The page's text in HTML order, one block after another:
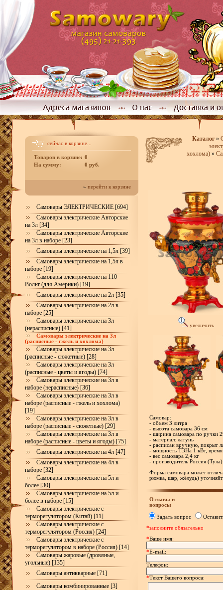
сейчас в корзине...
Товаров в корзине: 0
На сумму:
0 руб.
» перейти к корзине
Самовары ЭЛЕКТРИЧЕСКИЕ [694]
Самовары электрические Авторские
на 3л [34]
Самовары электрические Авторские
на 3л в наборе [23]
Самовары электрические на 1,5л [39]
Самовары электрические на 1,5л в
наборе [19]
Самовары электрические на 110
Вольт (для Америки) [19]
Самовары электрические на 2л [35]
Самовары электрические на 2л в
наборе [25]
Самовары электрические на 3л
(нерасписные) [41]
Самовары электрические на 3л
(расписные - гжель и хохлома)
Самовары электрические на 3л
(расписные - сюжетные) [28]
Самовары электрические на 3л
(расписные - цветы и ягоды) [74]
Самовары электрические на 3л в
наборе (нерасписные) [36]
Самовары электрические на 3л в
наборе (расписные - гжель и хохлома)
[19]
Самовары электрические на 3л в
наборе (расписные - сюжетные) [29]
Самовары электрические на 3л в
наборе (расписные - цветы и ягоды) [75]
Самовары электрические на 4л [47]
Самовары электрические на 4л в
наборе [32]
Самовары электрические на 5л и
более [30]
Самовары электрические на 5л и
более в наборе [15]
Самовары электрические с
терморегулятором (Китай) [11]
Самовары электрические с
терморегулятором (Россия) [24]
Самовары электрические с
терморегулятором в наборе (Россия) [14]
Самовары жаровые (дровяные,
угольные) [135]
Самовары антикварные [71]
Самовары комбинированные [3]
Каталог»
хохлома)»
увеличить
Самовар:
- объем 3 литра
- высота самовара 36 см
- ширина самовара по ручки
- материал: латунь
- расписан вручную, покрыт
- мощность ТЭНа 1 кВт,
- вес самовара 2,4 кг
- производитель Россия (Тула)
Форма самовара может
рюмка, шар, жёлудь)
Отзывы и
вопросы
Задать вопрос
*заполните обязательно
*Ваше имя:
*E-mail:
Телефон:
*Текст Вашего вопроса: